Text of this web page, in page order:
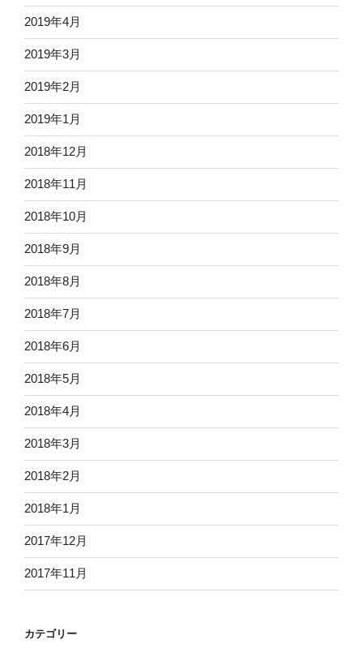
2019年4月
2019年3月
2019年2月
2019年1月
2018年12月
2018年11月
2018年10月
2018年9月
2018年8月
2018年7月
2018年6月
2018年5月
2018年4月
2018年3月
2018年2月
2018年1月
2017年12月
2017年11月
カテゴリー